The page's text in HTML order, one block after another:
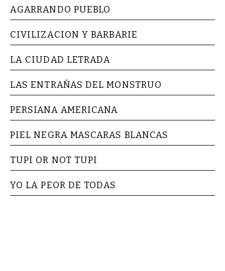
AGARRANDO PUEBLO
CIVILIZACION Y BARBARIE
LA CIUDAD LETRADA
LAS ENTRAÑAS DEL MONSTRUO
PERSIANA AMERICANA
PIEL NEGRA MASCARAS BLANCAS
TUPI OR NOT TUPI
YO LA PEOR DE TODAS